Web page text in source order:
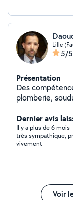
Lille
5/5
Présentation
Des
plomberie,
Dernier avis
Il y a plus de 6 mois
très sympathique,
vivement
Voir